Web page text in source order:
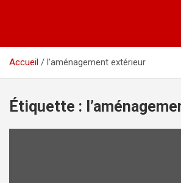
Accueil l’aménagement extérieur
Étiquette :